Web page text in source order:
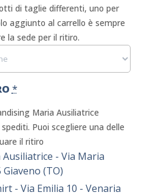
di taglie differenti, uno per
aggiunto al carrello è sempre
la sede per il ritiro.
*
Maria Ausiliatrice
Puoi scegliere una delle
il ritiro
- Via Maria
(TO)
- Via Emilia 10 - Venaria